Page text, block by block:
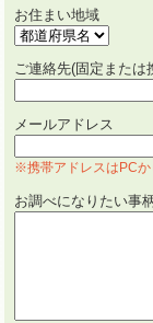
お住まい地域
ご連絡先(固定または
メールアドレス
※携帯アドレスはPC
お調べになりたい事